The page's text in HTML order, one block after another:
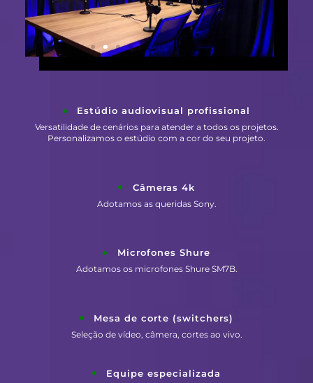
Estúdio audiovisual profissional
Versatilidade de cenários para atender a todos os projetos.
Personalizamos o estúdio com a cor do seu projeto.
Câmeras 4k
Adotamos as queridas Sony.
Microfones Shure
Adotamos os microfones Shure SM7B.
Mesa de corte (switchers)
Seleção de vídeo, câmera, cortes ao vivo.
Equipe especializada